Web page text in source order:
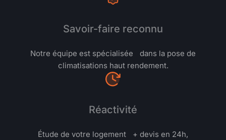
Savoir-faire reconnu
Notre équipe est spécialisée dans la pose de
climatisations haut rendement.
Réactivité
Étude de votre logement + devis en 24h,